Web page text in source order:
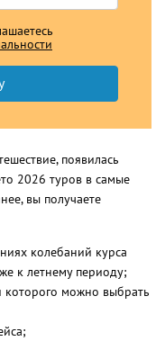
появилась
2026 туров в самые
вы получаете
колебаний курса
к летнему периоду;
которого можно выбрать